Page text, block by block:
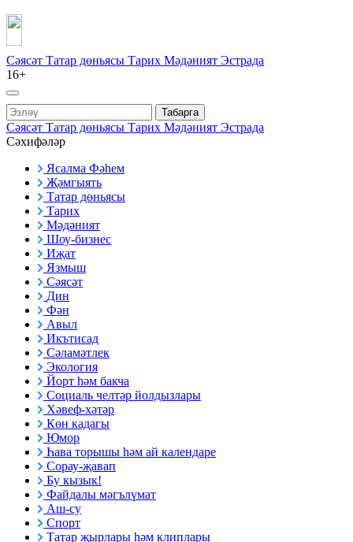
Сәясәт Татар дөньясы Тарих Мәдәният Эстрада
16+
Табарга
Сәясәт Татар дөньясы Тарих Мәдәният Эстрада
Сәхифәләр
Ясалма Фәһем
Җәмгыять
Татар дөньясы
Тарих
Мәдәният
Шоу-бизнес
Иҗат
Язмыш
Сәясәт
Дин
Фән
Авыл
Икътисад
Сәламәтлек
Экология
Йорт һәм бакча
Социаль челтәр йолдызлары
Хәвеф-хәтәр
Көн кадагы
Юмор
Һава торышы һәм ай календаре
Сорау-җавап
Бу кызык!
Файдалы мәгълүмат
Аш-су
Спорт
Татар җырлары һәм клиплары